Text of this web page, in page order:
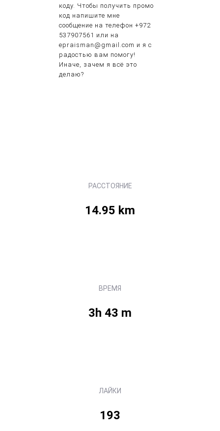
коду. Чтобы получить промо
код напишите мне
сообщение на телефон +972
537907561 или на
epraisman@gmail.com и я с
радостью вам помогу!
Иначе, зачем я всё это
делаю?
РАССТОЯНИЕ
14.95 km
ВРЕМЯ
3h 43 m
ЛАЙКИ
193